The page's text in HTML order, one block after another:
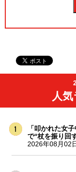
人
「叩かれた女
で“杖を振り回
2026年08月02